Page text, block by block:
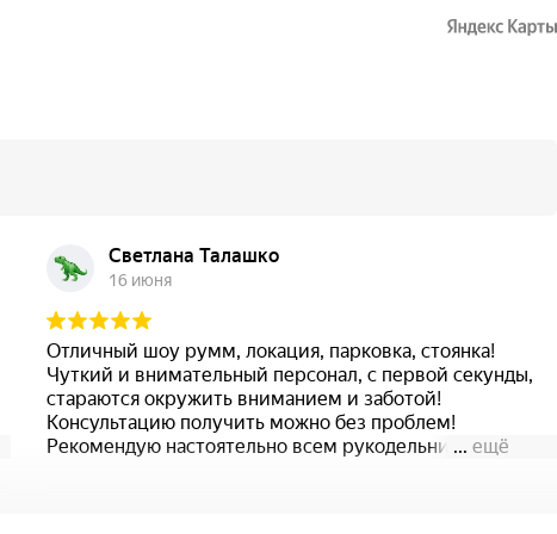
Светлана Талашко
16 июня
Отличный шоу румм, локация, парковка, стоянка!
Чуткий и внимательный персонал, с первой секунды,
стараются окружить вниманием и заботой!
Консультацию получить можно без проблем!
Рекомендую настоятельно всем рукодельницам!
... ещё